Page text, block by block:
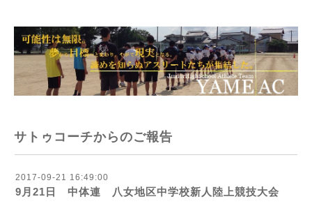
サトゥコーチからのご報告
2017-09-21 16:49:00
9月21日 中体連 八女地区中学校新人陸上競技大会